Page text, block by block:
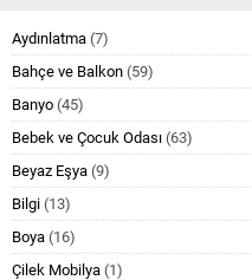
Aydınlatma (7)
Bahçe ve Balkon (59)
Banyo (45)
Bebek ve Çocuk Odası (63)
Beyaz Eşya (9)
Bilgi (13)
Boya (16)
Çilek Mobilya (1)